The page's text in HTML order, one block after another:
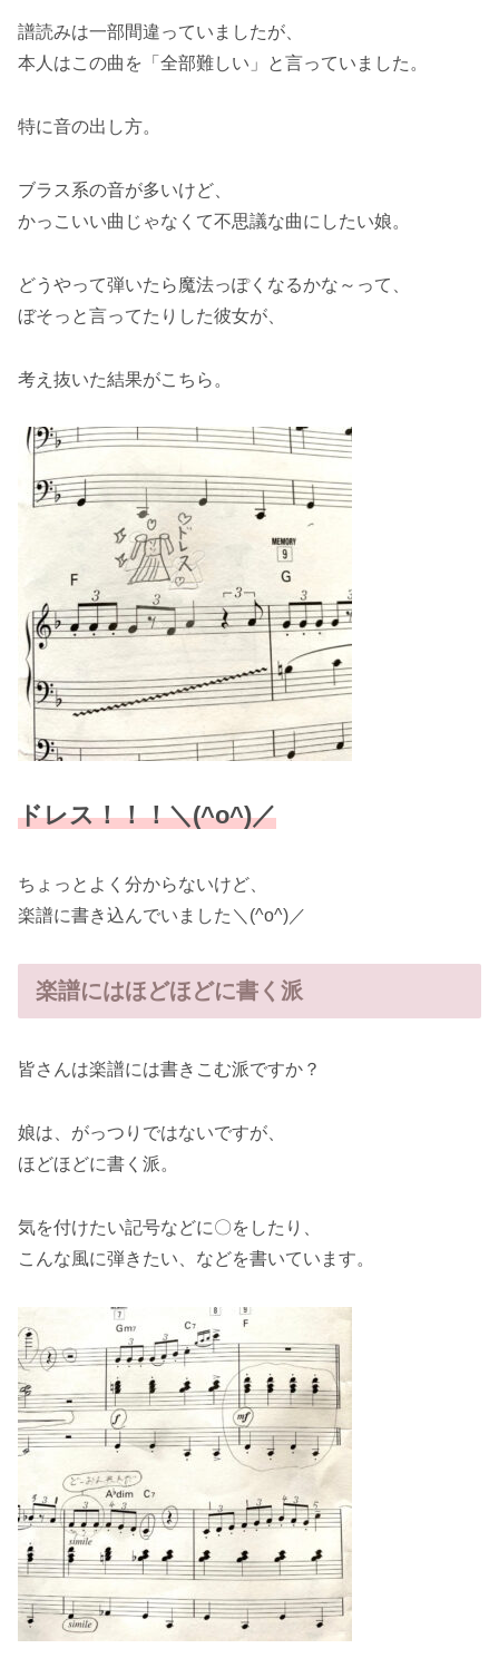
譜読みは一部間違っていましたが、
本人はこの曲を「全部難しい」と言っていました。
特に音の出し方。
ブラス系の音が多いけど、
かっこいい曲じゃなくて不思議な曲にしたい娘。
どうやって弾いたら魔法っぽくなるかな～って、
ぼそっと言ってたりした彼女が、
考え抜いた結果がこちら。
ドレス！！！＼(^o^)／
ちょっとよく分からないけど、
楽譜に書き込んでいました＼(^o^)／
楽譜にはほどほどに書く派
皆さんは楽譜には書きこむ派ですか？
娘は、がっつりではないですが、
ほどほどに書く派。
気を付けたい記号などに〇をしたり、
こんな風に弾きたい、などを書いています。